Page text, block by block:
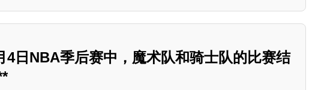
4日NBA季后赛中，魔术队和骑士队的比赛结